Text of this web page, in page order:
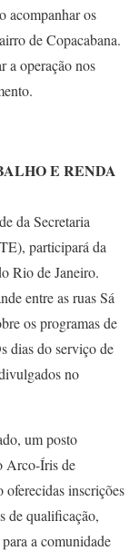
acompanhar os
de Copacabana.
a operação nos
E RENDA
da Secretaria
participará da
Rio de Janeiro.
entre as ruas Sá
os programas de
dias do serviço de
no
um posto
Arco-Íris de
inscrições
de qualificação,
a comunidade